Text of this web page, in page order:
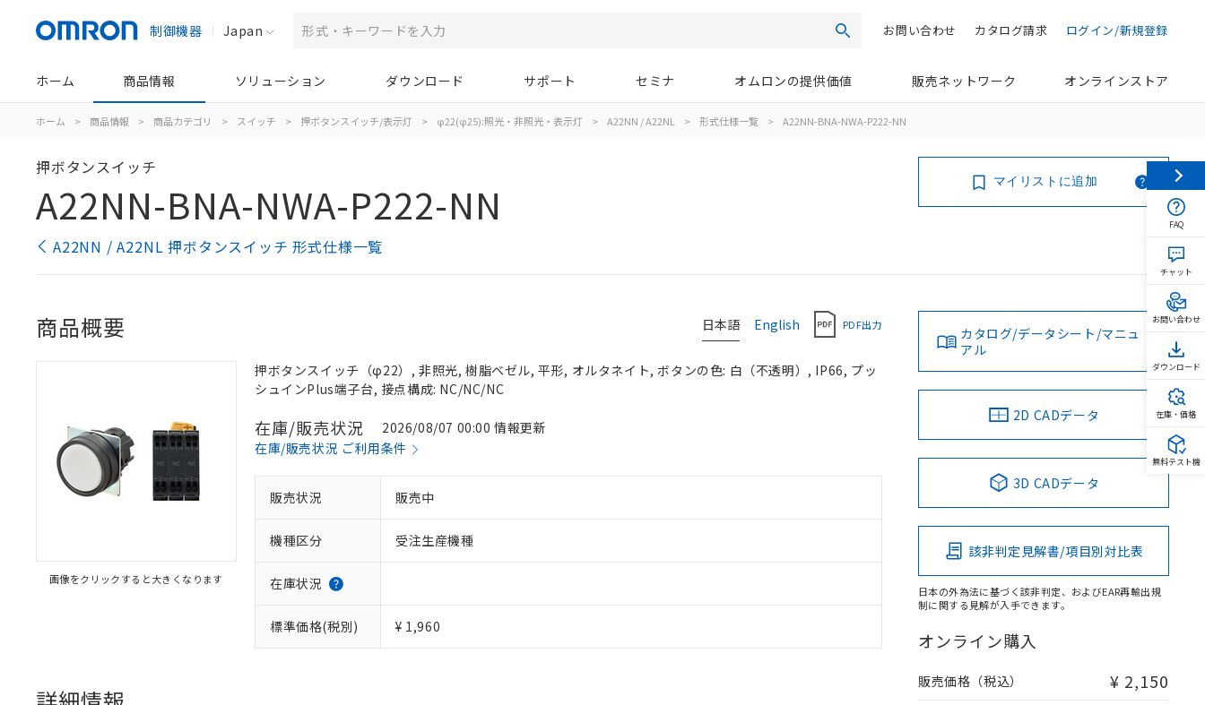
制御機器 Japan 検索 ログイン/新規登録
カタログ請求
お問い合わせ
ホーム 商品情報 ソリューション ダウンロード サポート セミナ オムロンの提供価値 販売ネットワーク オンラインストア
ホーム > 商品情報 > 商品カテゴリ > スイッチ > 押ボタンスイッチ/表示灯 > φ22(φ25):照光・非照光・表示灯 > A22NN / A22NL > 形式仕様一覧 > A22NN-BNA-NWA-P222-NN
押ボタンスイッチ
A22NN-BNA-NWA-P222-NN
A22NN / A22NL 押ボタンスイッチ 形式仕様一覧
マイリストに追加
日本語 English PDF出力
商品概要
画像をクリックすると大きくなります
押ボタンスイッチ（φ22）, 非照光, 樹脂ベゼル, 平形, オルタネイト, ボタンの色: 白（不透明）, IP66, プッ
シュインPlus端子台, 接点構成: NC/NC/NC
在庫/販売状況
2026/08/07 00:00 情報更新
在庫/販売状況 ご利用条件
販売状況 販売中
機種区分 受注生産機種
在庫状況
標準価格(税別) ¥ 1,960
カタログ/データシート/マニュ
アル
2D CADデータ
3D CADデータ
該非判定見解書/項目別対比表
日本の外為法に基づく該非判定、およびEAR再輸出規
制に関する見解が入手できます。
オンライン購入
販売価格（税込） ¥ 2,150
FAQ
チャット
お問い合わせ
ダウンロード
在庫・価格
無料テスト機